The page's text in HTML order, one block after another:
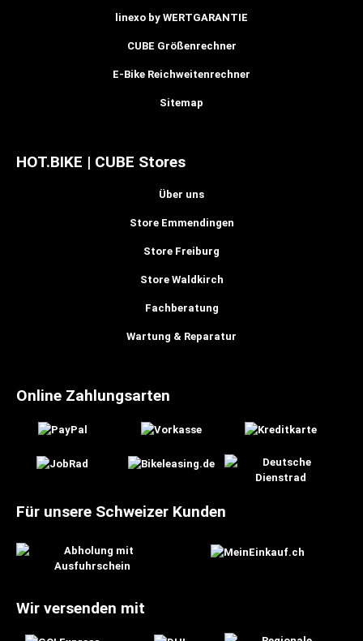
linexo by WERTGARANTIE
CUBE Größenrechner
E-Bike Reichweitenrechner
Sitemap
HOT.BIKE | CUBE Stores
Über uns
Store Emmendingen
Store Freiburg
Store Waldkirch
Fachberatung
Wartung & Reparatur
Online Zahlungsarten
Für unsere Schweizer Kunden
Wir versenden mit